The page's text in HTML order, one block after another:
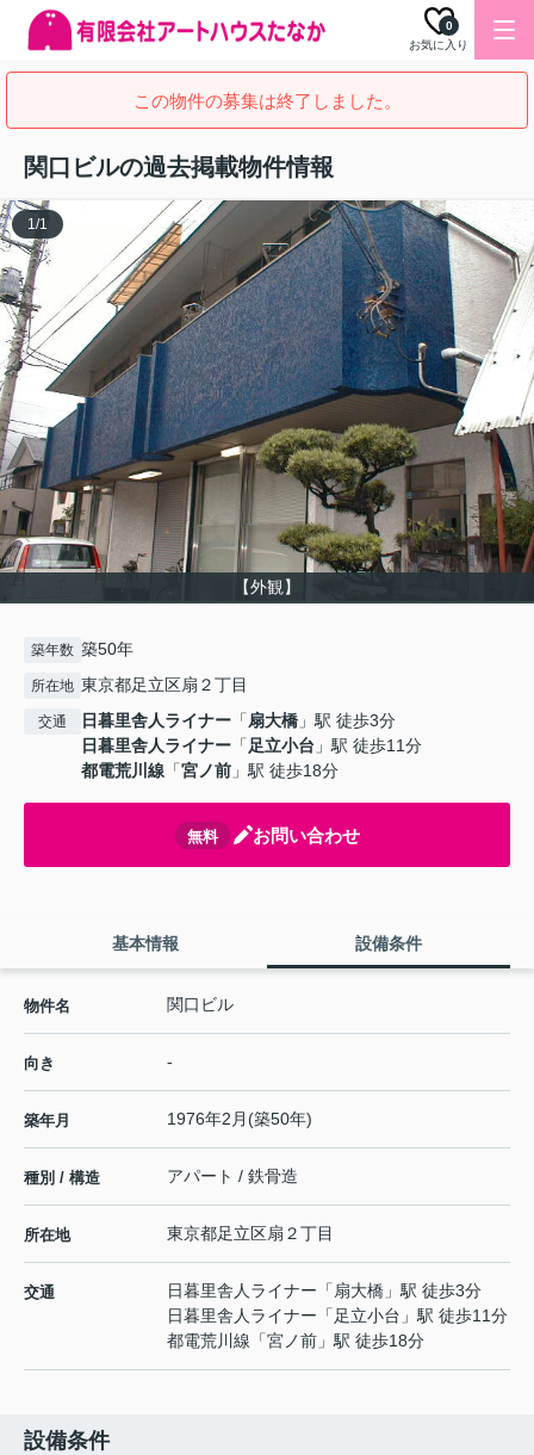
お気に入り
0
この物件の募集は終了しました。
関口ビルの過去掲載物件情報
【外観】
1/1
築年数 築50年
所在地 東京都足立区扇２丁目
交通 日暮里舎人ライナー 「扇大橋 」駅 徒歩3分
日暮里舎人ライナー 「足立小台 」駅 徒歩11分
都電荒川線 「宮ノ前 」駅 徒歩18分
無料 お問い合わせ
基本情報 設備条件
物件名 関口ビル
向き -
築年月 1976年2月(築50年)
種別 / 構造 アパート / 鉄骨造
所在地 東京都足立区扇 ２丁目
交通 日暮里舎人ライナー 「扇大橋 」駅 徒歩3分
日暮里舎人ライナー 「足立小台 」駅 徒歩11分
都電荒川線 「宮ノ前 」駅 徒歩18分
設備条件